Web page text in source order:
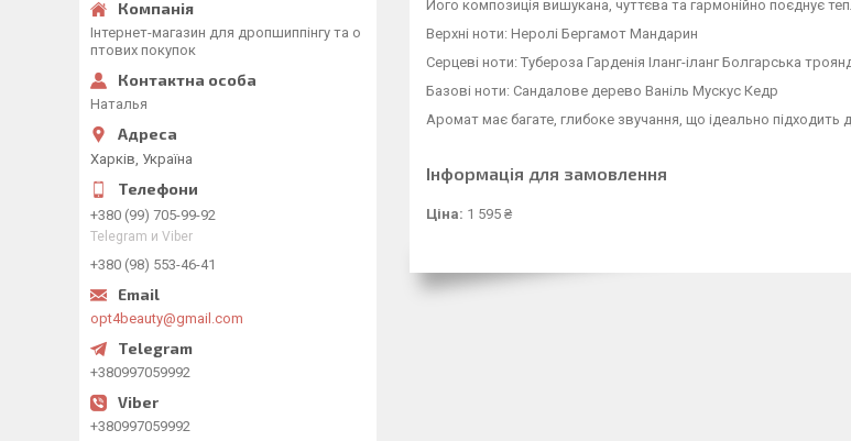
Його композиція вишукана, чуттєва та гармонійно поєднує
Верхні ноти: Неролі Бергамот Мандарин
Серцеві ноти: Тубероза Гарденія Іланг-іланг Болгарська
Базові ноти: Сандалове дерево Ваніль Мускус Кедр
Аромат має багате, глибоке звучання, що ідеально підходить
Інформація для замовлення
Ціна: 1 595 ₴
Інтернет-магазин для дропшиппінгу та о
птових покупок
Наталья
Харків, Україна
+380 (99) 705-99-92
Telegram и Viber
+380 (98) 553-46-41
opt4beauty@gmail.com
+380997059992
+380997059992